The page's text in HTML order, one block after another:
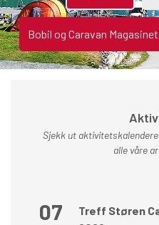
Bobil og Caravan Magasinet
Sjekk ut
alle våre
07
Treff Støren